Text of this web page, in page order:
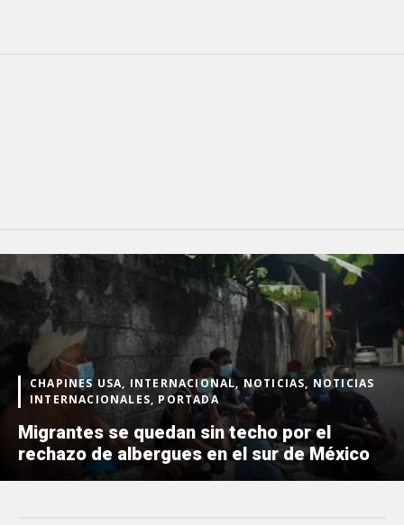
CHAPINES USA, INTERNACIONAL, NOTICIAS, NOTICIAS
INTERNACIONALES, PORTADA
Migrantes se quedan sin techo por el
rechazo de albergues en el sur de México